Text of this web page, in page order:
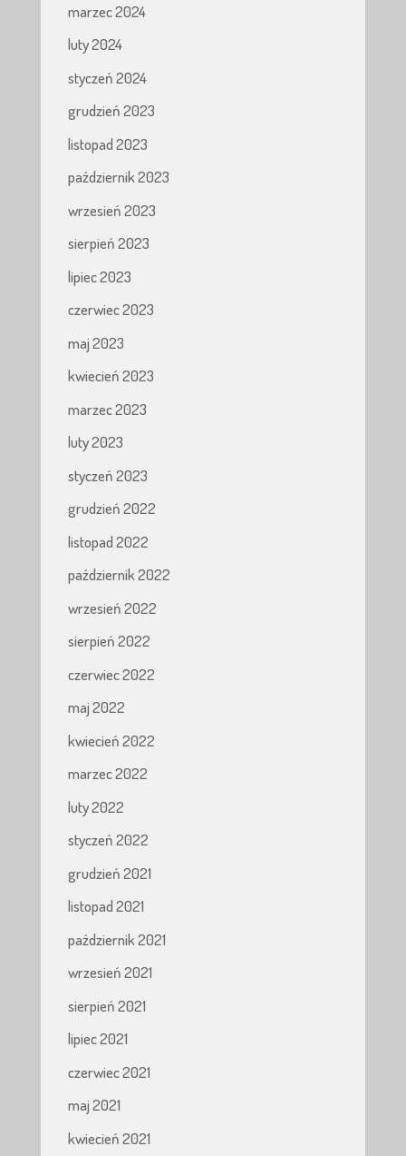
marzec 2024
luty 2024
styczeń 2024
grudzień 2023
listopad 2023
październik 2023
wrzesień 2023
sierpień 2023
lipiec 2023
czerwiec 2023
maj 2023
kwiecień 2023
marzec 2023
luty 2023
styczeń 2023
grudzień 2022
listopad 2022
październik 2022
wrzesień 2022
sierpień 2022
czerwiec 2022
maj 2022
kwiecień 2022
marzec 2022
luty 2022
styczeń 2022
grudzień 2021
listopad 2021
październik 2021
wrzesień 2021
sierpień 2021
lipiec 2021
czerwiec 2021
maj 2021
kwiecień 2021